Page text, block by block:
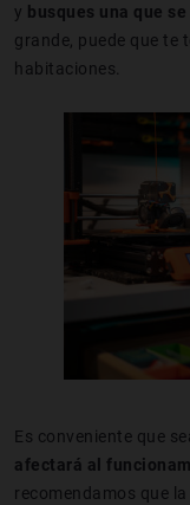
y busques una que
grande, puede que te
habitaciones.
Es conveniente que
afectará al
recomendamos que